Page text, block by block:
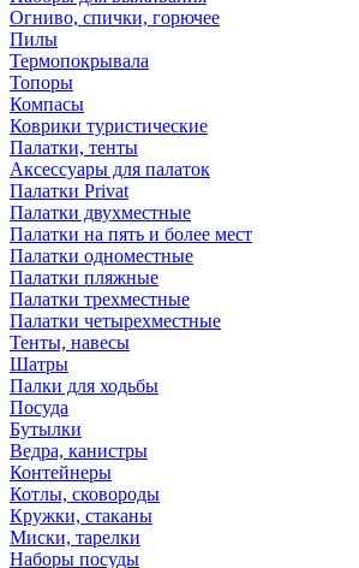
Огниво, спички, горючее
Пилы
Термопокрывала
Топоры
Компасы
Коврики туристические
Палатки, тенты
Аксессуары для палаток
Палатки Privat
Палатки двухместные
Палатки на пять и более мест
Палатки одноместные
Палатки пляжные
Палатки трехместные
Палатки четырехместные
Тенты, навесы
Шатры
Палки для ходьбы
Посуда
Бутылки
Ведра, канистры
Контейнеры
Котлы, сковороды
Кружки, стаканы
Миски, тарелки
Наборы посуды